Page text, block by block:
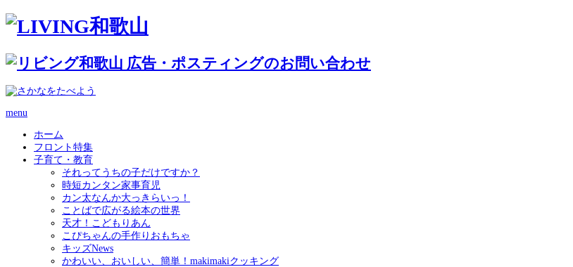
menu
ホーム
フロント特集
子育て・教育
それってうちの子だけですか？
時短カンタン家事育児
カン太なんか大っきらいっ！
ことばで広がる絵本の世界
天才！こどもりあん
こぴちゃんの手作りおもちゃ
キッズNews
かわいい、おいしい、簡単！makimakiクッキング